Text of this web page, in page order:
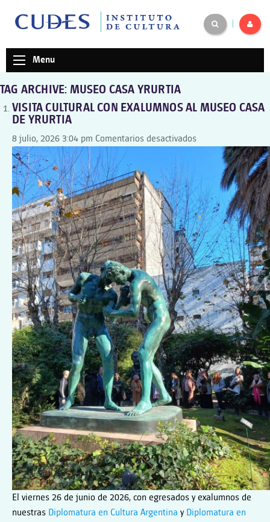
Menu
TAG ARCHIVE: MUSEO CASA YRURTIA
VISITA CULTURAL CON EXALUMNOS AL MUSEO CASA
DE YRURTIA
8 julio, 2026 3:04 pm Comentarios desactivadosen
CULTURAL
CON
EXALUMNOS
AL
MUSEO
CASA
DE
YRURTIA
El viernes 26 de junio de 2026, con egresados y exalumnos de
nuestras Diplomatura en Cultura Argentina y Diplomatura en